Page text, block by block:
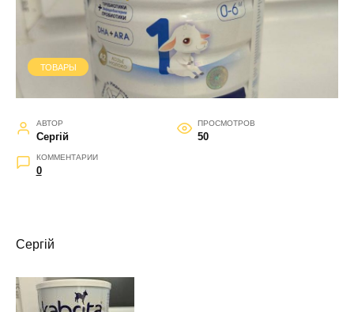
ТОВАРЫ
АВТОР
Сергій
ПРОСМОТРОВ
50
КОММЕНТАРИИ
0
Сергій